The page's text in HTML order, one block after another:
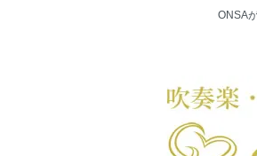
ONSA